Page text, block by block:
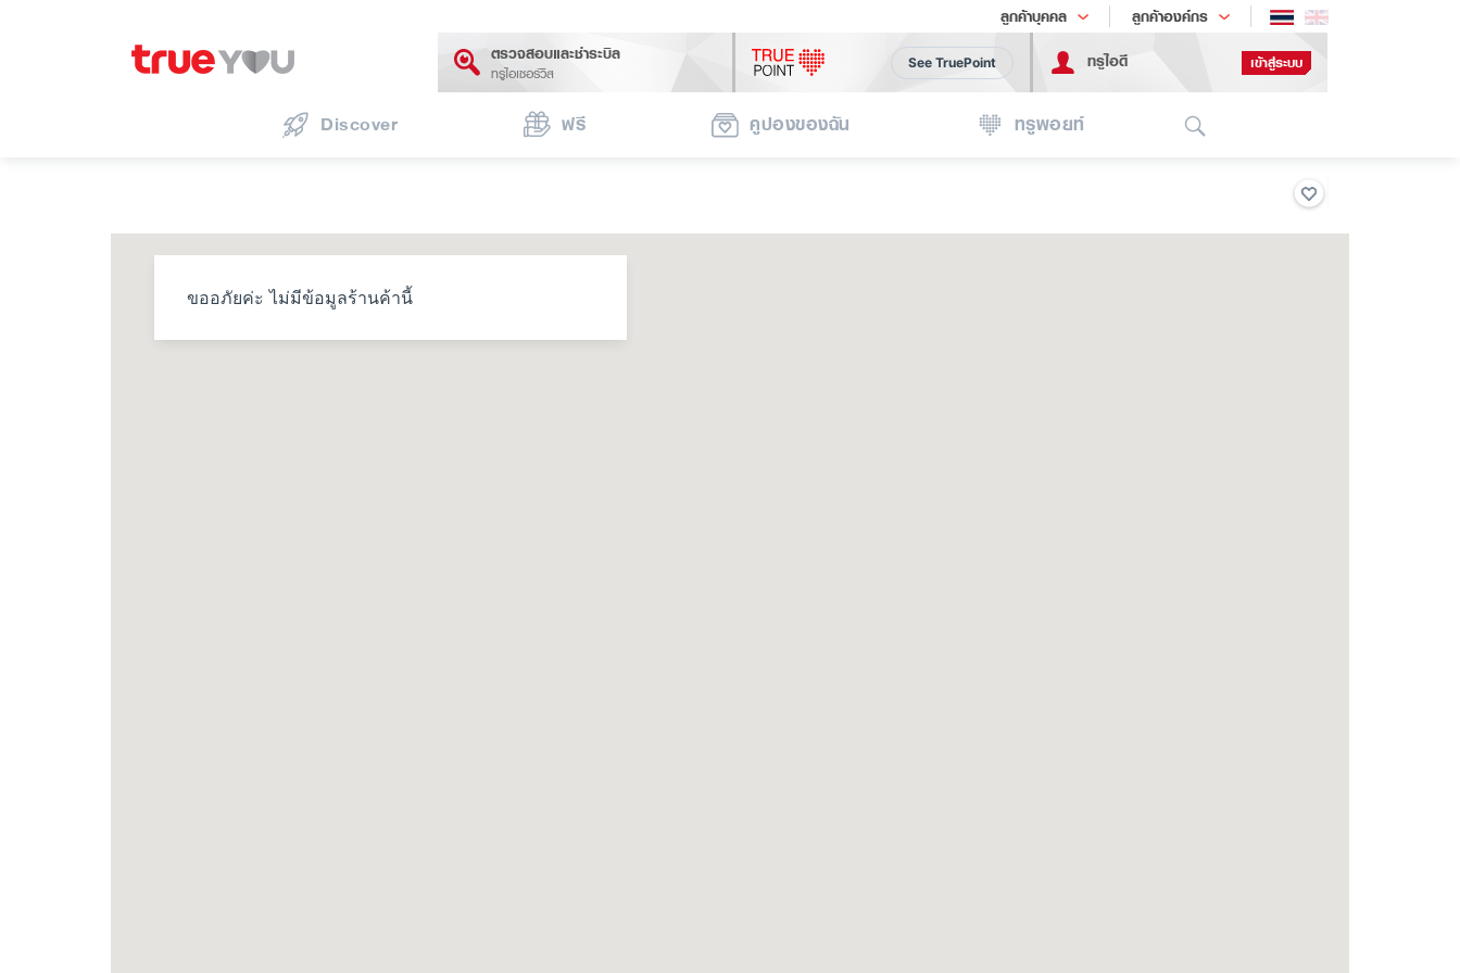
ลูกค้าบุคคล ลูกค้าองค์กร
เทรนด์เทคโนโลยี
ตรวจสอบและชำระบิล
ทรูไอเซอร์วิส
See TruePoint ทรูไอดี เข้าสู่ระบบ
Discover ฟรี คูปองของฉัน ทรูพอยท์
ขออภัยค่ะ ไม่มีข้อมูลร้านค้านี้